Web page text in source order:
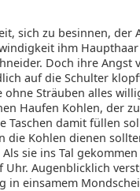
sich zu besinnen, der
ihm
Doch ihre Angst
auf die Schulter
ohne Sträuben alles
Haufen Kohlen, der
Taschen damit füllen
die Kohlen dienen
sie ins Tal
Uhr. Augenblicklich
in einsamem